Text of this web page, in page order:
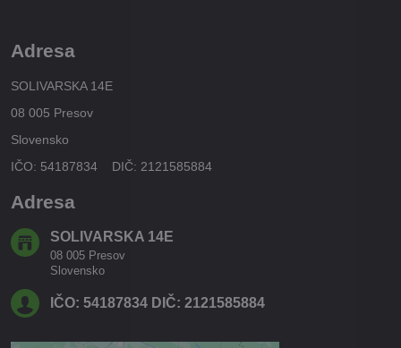
Adresa
SOLIVARSKA 14E
08 005 Presov
Slovensko
IČO: 54187834 DIČ: 2121585884
Adresa
SOLIVARSKA 14E
08 005 Presov
Slovensko
IČO: 54187834 DIČ: 2121585884